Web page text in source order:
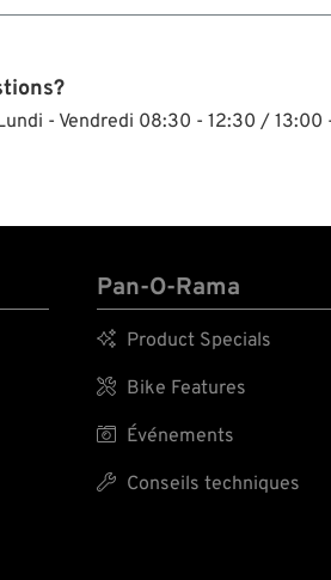
- Vendredi 08:30 - 12:30 / 13:00
Pan-O-Rama
 Product Specials
 Bike Features
 Événements
 Conseils techniques